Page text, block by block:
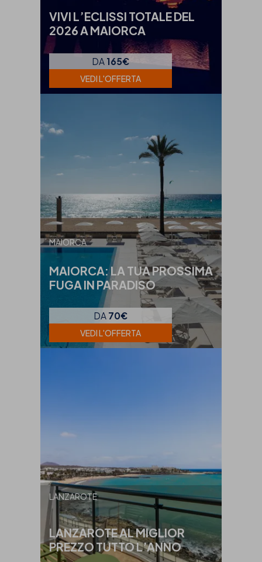
VIVI L’ECLISSI TOTALE DEL
2026 A MAIORCA
DA 165€
VEDI L'OFFERTA
MAIORCA
MAIORCA: LA TUA PROSSIMA
FUGA IN PARADISO
DA 70€
VEDI L'OFFERTA
LANZAROTE
LANZAROTE AL MIGLIOR
PREZZO TUTTO L’ANNO